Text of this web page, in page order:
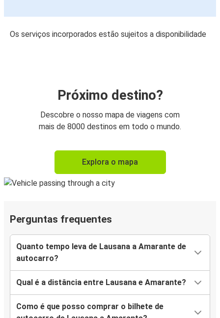
Os serviços incorporados estão sujeitos a disponibilidade
Próximo destino?
Descobre o nosso mapa de viagens com
mais de 8000 destinos em todo o mundo.
Explora o mapa
Perguntas frequentes
Quanto tempo leva de Lausana a Amarante de
autocarro?
Qual é a distância entre Lausana e Amarante?
Como é que posso comprar o bilhete de